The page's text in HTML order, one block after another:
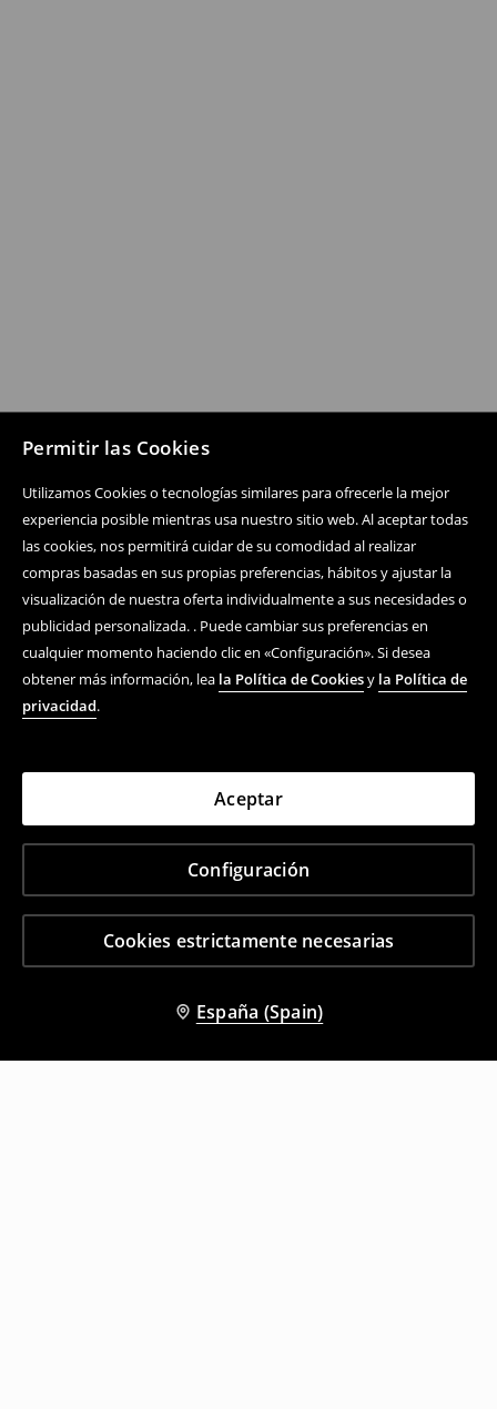
Permitir las Cookies
Utilizamos Cookies o tecnologías similares para ofrecerle la mejor
experiencia posible mientras usa nuestro sitio web. Al aceptar todas
las cookies, nos permitirá cuidar de su comodidad al realizar
compras basadas en sus propias preferencias, hábitos y ajustar la
visualización de nuestra oferta individualmente a sus necesidades o
publicidad personalizada. . Puede cambiar sus preferencias en
cualquier momento haciendo clic en «Configuración». Si desea
obtener más información, lea la Política de Cookiesy la Política de
privacidad.
Cookies estrictamente necesarias
Configuración
Aceptar
España (Spain)